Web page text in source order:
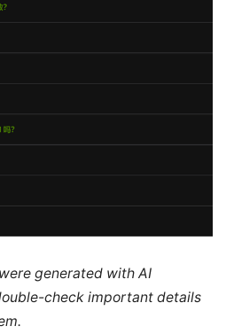
generated with AI
check important details